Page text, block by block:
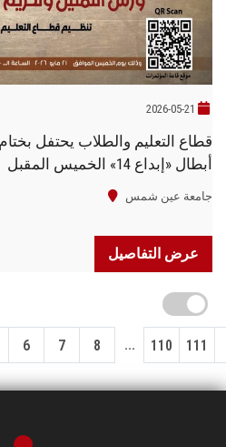
2026-05-21
قطاع التعليم والطلاب يحتفل
أبطال «إبداع 14» الخميس المقبل
جامعة عين شمس
عرض التفاصيل
6 7 8 ... 110 111